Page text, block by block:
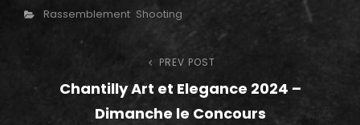
Categories
Rassemblement Shooting
Navigation Previous
Post
PREV POST
Chantilly Art et Elegance 2024 –
Dimanche le Concours